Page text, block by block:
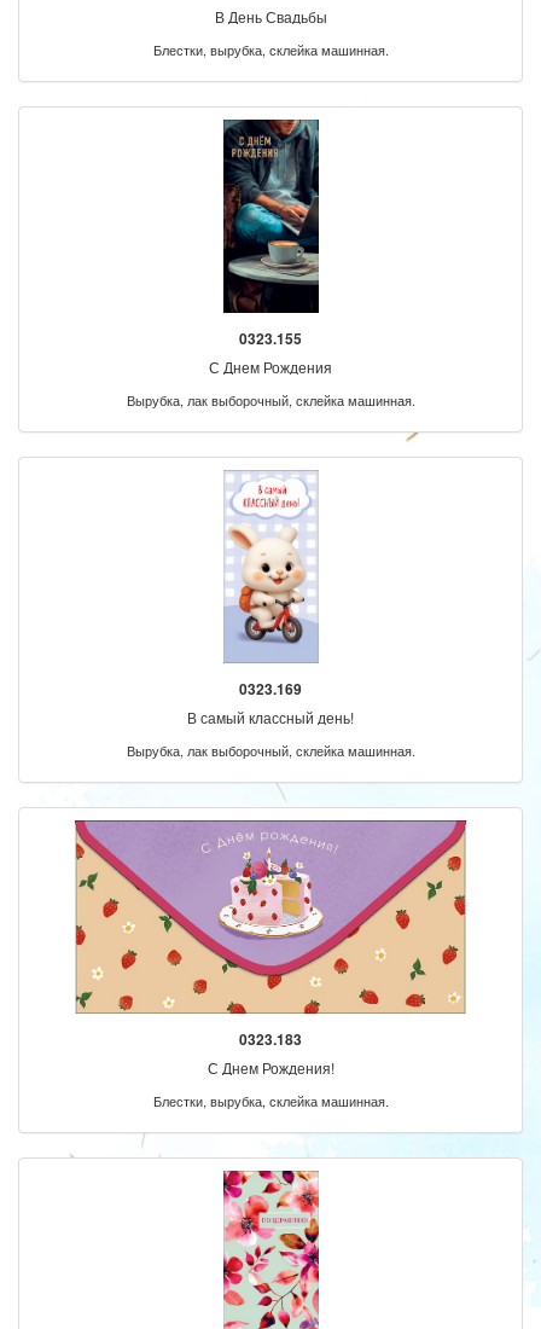
В День Свадьбы
Блестки, вырубка, склейка машинная.
0323.155
С Днем Рождения
Вырубка, лак выборочный, склейка машинная.
0323.169
В самый классный день!
Вырубка, лак выборочный, склейка машинная.
0323.183
С Днем Рождения!
Блестки, вырубка, склейка машинная.